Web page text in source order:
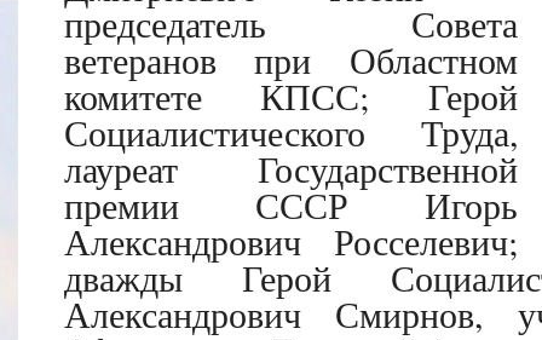
председатель Совета
ветеранов при Областном
комитете КПСС; Герой
Социалистического Труда,
лауреат Государственной
премии СССР Игорь
Александрович Росселевич;
дважды Герой
Александрович Смирнов,